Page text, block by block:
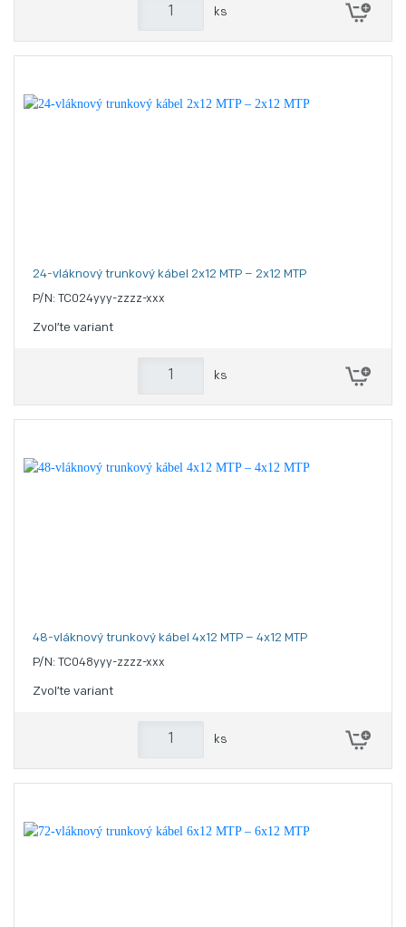
ks
24-vláknový trunkový kábel 2x12 MTP – 2x12 MTP
P/N: TC024yyy-zzzz-xxx
Zvoľte variant
ks
48-vláknový trunkový kábel 4x12 MTP – 4x12 MTP
P/N: TC048yyy-zzzz-xxx
Zvoľte variant
ks